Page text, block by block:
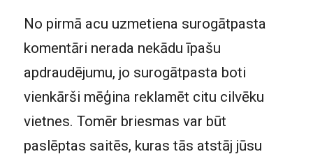
No pirmā acu uzmetiena surogātpasta
komentāri nerada nekādu īpašu
apdraudējumu, jo surogātpasta boti
vienkārši mēģina reklamēt citu cilvēku
vietnes. Tomēr briesmas var būt
paslēptas saitēs, kuras tās atstāj jūsu